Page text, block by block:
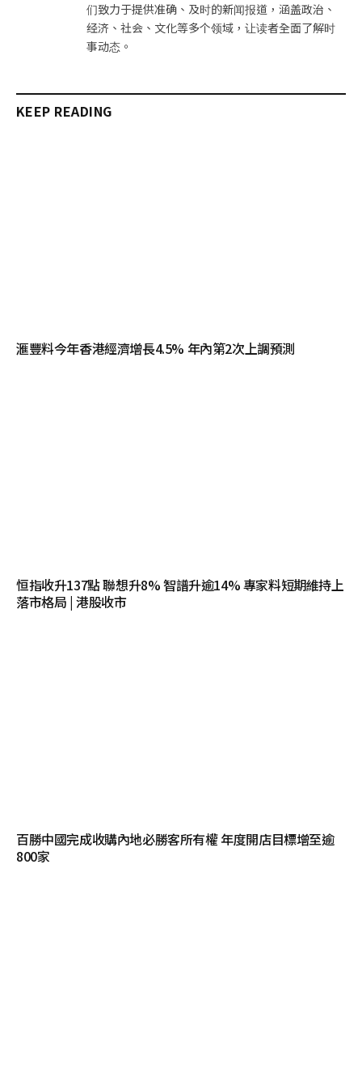
们致力于提供准确、及时的新闻报道，涵盖政治、
经济、社会、文化等多个领域，让读者全面了解时
事动态。
KEEP READING
滙豐料今年香港經濟增長4.5% 年內第2次上調預測
恒指收升137點 聯想升8% 智譜升逾14% 專家料短期維持上
落市格局 | 港股收市
百勝中國完成收購內地必勝客所有權 年度開店目標增至逾
800家